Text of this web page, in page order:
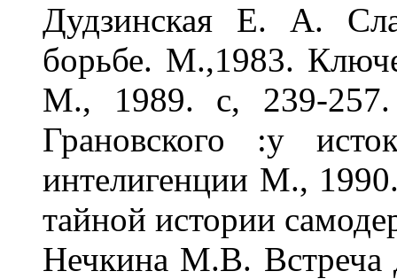
Дудзинская Е. А.
борьбе. М.,1983.
М., 1989. с, 239-
Грановского :у
интелигенции М.,
тайной истории
Нечкина М.В. Встреча